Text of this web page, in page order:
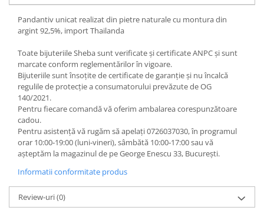
Pandantiv unicat realizat din pietre naturale cu montura din
argint 92,5%, import Thailanda
Toate bijuteriile Sheba sunt verificate şi certificate ANPC și sunt
marcate conform reglementărilor în vigoare.
Bijuteriile sunt însoţite de certificate de garanţie și nu încalcă
regulile de protecție a consumatorului prevăzute de OG
140/2021.
Pentru fiecare comandă vă oferim ambalarea corespunzătoare
cadou.
Pentru asistență vă rugăm să apelați 0726037030, în programul
orar 10:00‐19:00 (luni‐vineri), sâmbătă 10:00‐17:00 sau vă
așteptăm la magazinul de pe George Enescu 33, București.
Informatii conformitate produs
Review-uri(0)